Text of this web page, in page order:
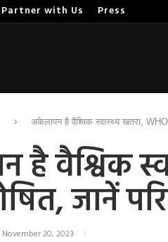
Partner with Us Press
अकेलापन है वैश्विक स्वास्थ्य खतरा, WHO
है वैश्विक
जानें
November 20, 2023